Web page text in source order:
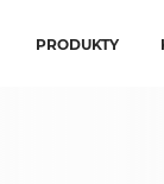
PRODUKTY